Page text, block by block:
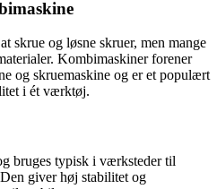
skrue og løsne skruer, men mange
Kombimaskiner forener
og skruemaskine og er et populært
i ét værktøj.
bruges typisk i værksteder til
giver høj stabilitet og